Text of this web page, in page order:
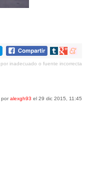
Compartir
tumblr
Compartir
Google+
Compartir
meneame
por inadecuado o fuente incorrecta
poralexgh93 el 29 dic 2015, 11:45